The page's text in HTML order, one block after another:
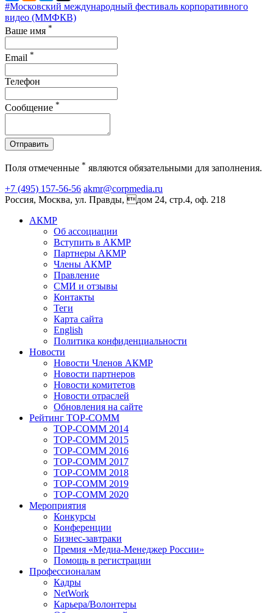
#Московский международный фестиваль корпоративного
видео (ММФКВ)
Ваше имя *
Email *
Телефон
Сообщение *
Отправить
Поля отмеченные * являются обязательными для заполнения.
+7 (495) 157-56-56 akmr@corpmedia.ru
Россия, Москва, ул. Правды, дом 24, стр.4, оф. 218
АКМР
Об ассоциации
Вступить в АКМР
Партнеры АКМР
Члены АКМР
Правление
СМИ и отзывы
Контакты
Теги
Карта сайта
English
Политика конфиденциальности
Новости
Новости Членов АКМР
Новости партнеров
Новости комитетов
Новости отраслей
Обновления на сайте
Рейтинг TOP-COMM
TOP-COMM 2014
TOP-COMM 2015
TOP-COMM 2016
TOP-COMM 2017
TOP-COMM 2018
TOP-COMM 2019
TOP-COMM 2020
Мероприятия
Конкурсы
Конференции
Бизнес-завтраки
Премия «Медиа-Менеджер России»
Помощь в регистрации
Профессионалам
Кадры
NetWork
Карьера/Волонтеры